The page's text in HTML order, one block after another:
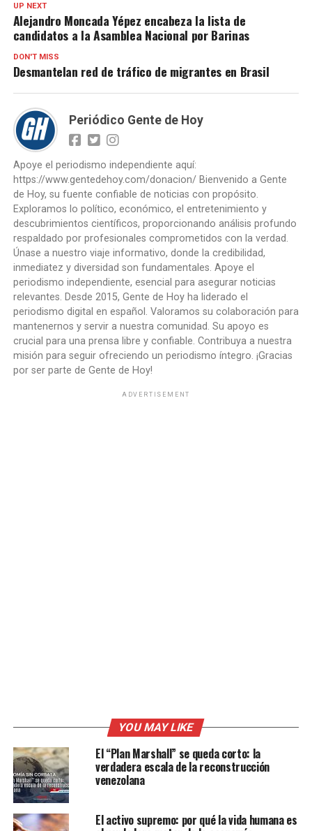
UP NEXT
Alejandro Moncada Yépez encabeza la lista de
candidatos a la Asamblea Nacional por Barinas
DON'T MISS
Desmantelan red de tráfico de migrantes en Brasil
Periódico Gente de Hoy
Apoye el periodismo independiente aquí:
https://www.gentedehoy.com/donacion/ Bienvenido a Gente
de Hoy, su fuente confiable de noticias con propósito.
Exploramos lo político, económico, el entretenimiento y
descubrimientos científicos, proporcionando análisis profundo
respaldado por profesionales comprometidos con la verdad.
Únase a nuestro viaje informativo, donde la credibilidad,
inmediatez y diversidad son fundamentales. Apoye el
periodismo independiente, esencial para asegurar noticias
relevantes. Desde 2015, Gente de Hoy ha liderado el
periodismo digital en español. Valoramos su colaboración para
mantenernos y servir a nuestra comunidad. Su apoyo es
crucial para una prensa libre y confiable. Contribuya a nuestra
misión para seguir ofreciendo un periodismo íntegro. ¡Gracias
por ser parte de Gente de Hoy!
ADVERTISEMENT
YOU MAY LIKE
El “Plan Marshall” se queda corto: la
verdadera escala de la reconstrucción
venezolana
El activo supremo: por qué la vida humana es